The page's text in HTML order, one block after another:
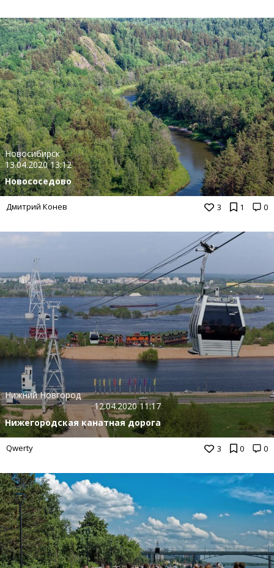
3 1 0
Новосибирск
13.04.2020 13:12
Новососедово
Дмитрий Конев
3 0 0
Нижний Новгород
12.04.2020 11:17
Нижегородская канатная дорога
Qwerty